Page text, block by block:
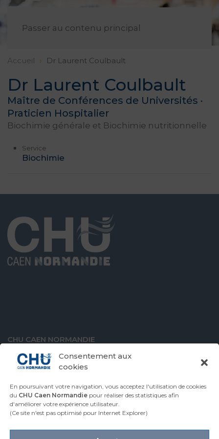
Consentement aux
cookies
En poursuivant votre navigation, vous acceptez l'utilisation de cookies
du CHU Caen Normandie pour réaliser des statistiques afin
d'améliorer votre expérience utilisateur.
(Ce site n'est pas optimisé pour Internet Explorer)
Passer au contenu principal
Accueil Dr Laurent Coulbault
Dr Laurent Coulbault
Maître de Conférences de Universités ·
Praticien Hospitalier
Biochimie générale et Biochimie nutritionnelle
Service
Biochimie
CHU CAEN NORMANDIE
14000 Caen
VENIR AU CHU
ESPACE PRESSE